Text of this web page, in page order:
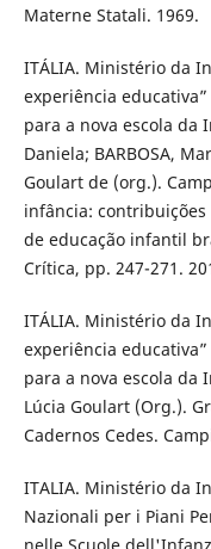
Materne Statali. 1969.
ITÁLIA. Ministério da
experiência
para a nova escola da
Daniela; BARBOSA,
Goulart de (org.).
infância:
de educação infantil
Crítica, pp. 247-271.
ITÁLIA. Ministério da
experiência
para a nova escola da
Lúcia Goulart (Org.).
Cadernos Cedes.
ITALIA. Ministério da
Nazionali per i Piani